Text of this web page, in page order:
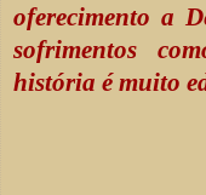
oferecimento a
sofrimentos
história é muito